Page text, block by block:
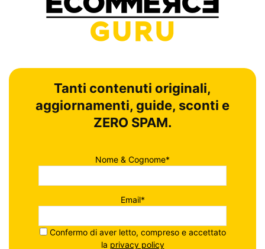
Tanti contenuti originali,
aggiornamenti, guide, sconti e
ZERO SPAM.
Nome & Cognome*
Email*
Confermo di aver letto, compreso e accettato
la privacy policy